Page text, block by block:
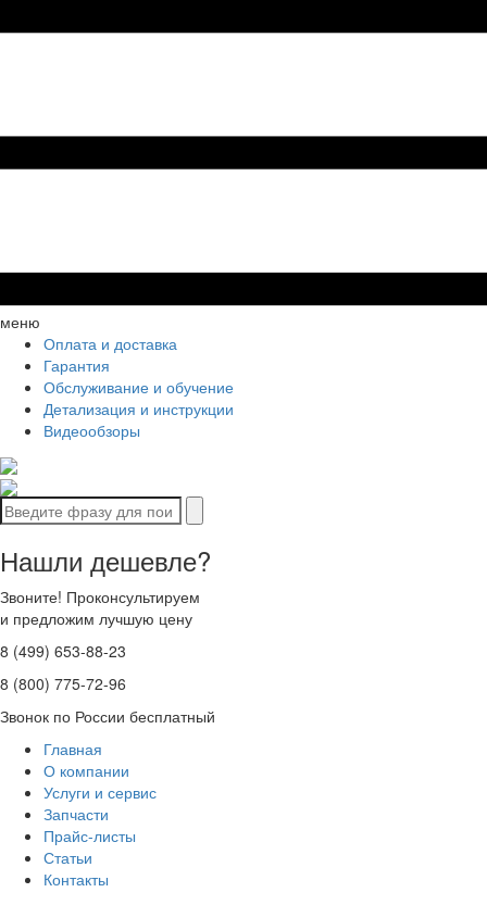
меню
Оплата и доставка
Гарантия
Обслуживание и обучение
Детализация и инструкции
Видеообзоры
Нашли дешевле?
Звоните! Проконсультируем
и предложим лучшую цену
8 (499) 653-88-23
8 (800) 775-72-96
Звонок по России бесплатный
Главная
О компании
Услуги и сервис
Запчасти
Прайс-листы
Статьи
Контакты